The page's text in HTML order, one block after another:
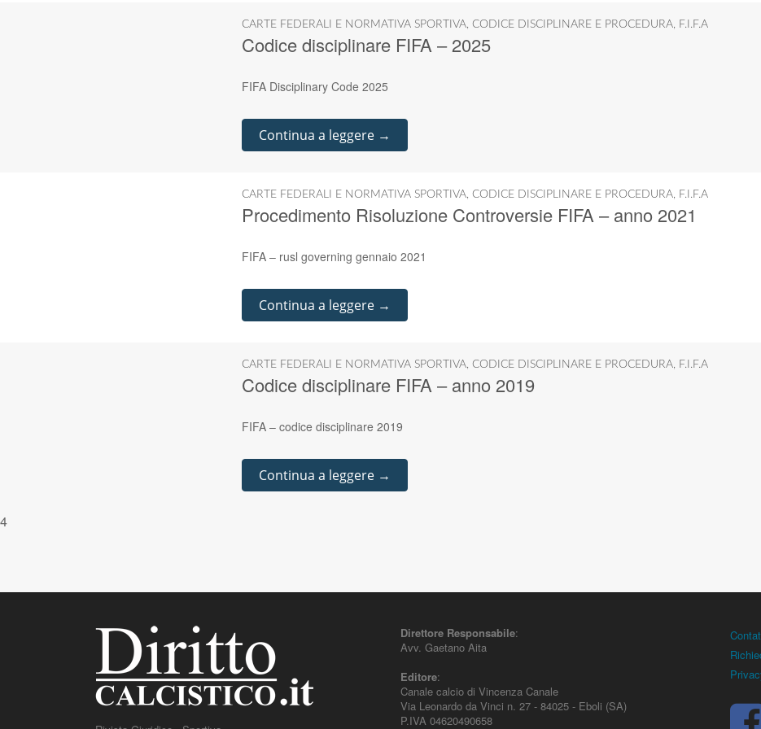
CARTE FEDERALI E NORMATIVA SPORTIVA, CODICE DISCIPLINARE E PROCEDURA, F.I.F.A
Codice disciplinare FIFA – 2025
FIFA Disciplinary Code 2025
Continua a leggere →
CARTE FEDERALI E NORMATIVA SPORTIVA, CODICE DISCIPLINARE E PROCEDURA, F.I.F.A
Procedimento Risoluzione Controversie FIFA – anno 2021
FIFA – rusl governing gennaio 2021
Continua a leggere →
CARTE FEDERALI E NORMATIVA SPORTIVA, CODICE DISCIPLINARE E PROCEDURA, F.I.F.A
Codice disciplinare FIFA – anno 2019
FIFA – codice disciplinare 2019
Continua a leggere →
4
Direttore Responsabile:
Avv. Gaetano Aita
Editore:
Canale calcio di Vincenza Canale
Via Leonardo da Vinci n. 27 - 84025 - Eboli (SA)
P.IVA 04620490658